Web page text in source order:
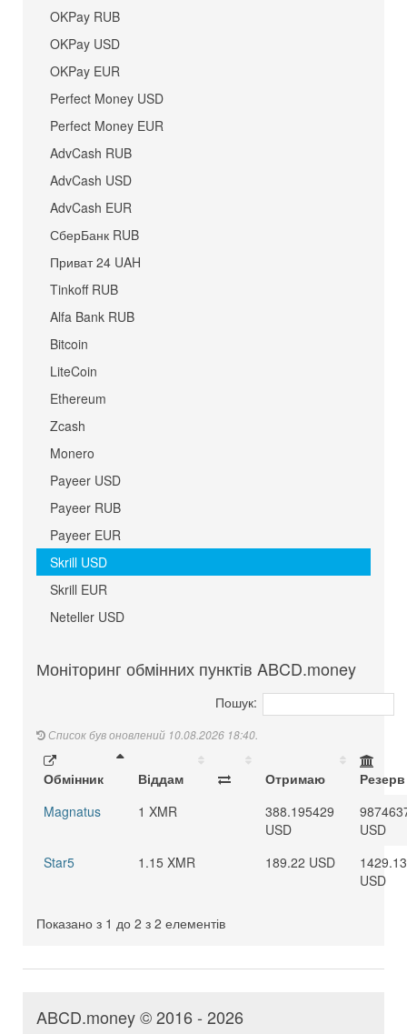
OKPay RUB
OKPay USD
OKPay EUR
Perfect Money USD
Perfect Money EUR
AdvCash RUB
AdvCash USD
AdvCash EUR
СберБанк RUB
Приват 24 UAH
Tinkoff RUB
Alfa Bank RUB
Bitcoin
LiteCoin
Ethereum
Zcash
Monero
Payeer USD
Payeer RUB
Payeer EUR
Skrill USD
Skrill EUR
Neteller USD
Моніторинг обмінних пунктів ABCD.money
Пошук:
Список був оновлений 10.08.2026 18:40.
Обмінник Віддам Отримаю
Резерв
Magnatus
1 XMR
388.195429
USD
USD
Star5
1.15 XMR 189.22 USD
USD
Показано з 1 до 2 з 2 елементів
ABCD.money © 2016 - 2026